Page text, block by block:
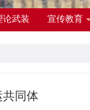
论武装 宣传教育
同体